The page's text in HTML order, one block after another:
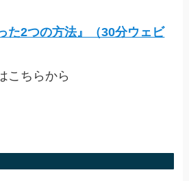
た2つの方法』（30分ウェビ
こちらから